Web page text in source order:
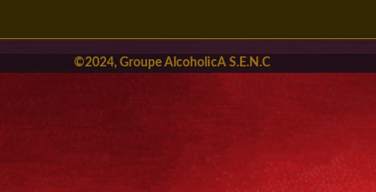
©2024, Groupe AlcoholicA S.E.N.C